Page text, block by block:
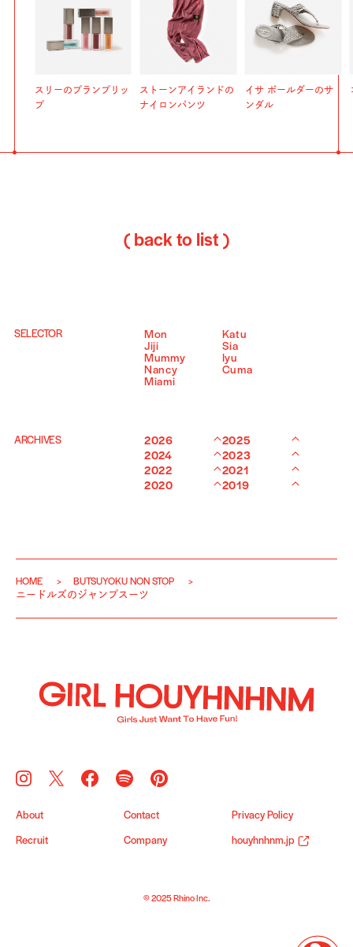
スリーのプランプリッ
プ
ストーンアイランドの
ナイロンパンツ
イサ ボールダーのサ
ンダル
( back to list )
SELECTOR Mon
Katu
Jiji
Sia
Mummy
Iyu
Nancy
Cuma
Miami
ARCHIVES 2026
2025
2024
2023
2022
2021
2020
2019
HOME
BUTSUYOKU NON STOP
ニードルズのジャンプスーツ
About Contact Privacy Policy
Recruit Company houyhnhnm.jp
© 2025 Rhino Inc.